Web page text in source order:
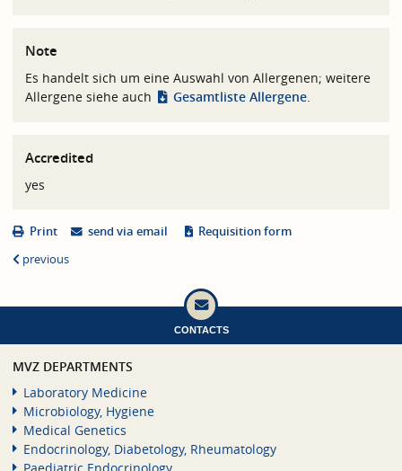
Note
Es handelt sich um eine Auswahl von Allergenen; weitere
Allergene siehe auch
Gesamtliste Allergene.
Accredited
yes
Print send via email
Requisition form
previous
CONTACTS
MVZ DEPARTMENTS
Laboratory Medicine
Microbiology, Hygiene
Medical Genetics
Endocrinology, Diabetology, Rheumatology
Paediatric Endocrinology